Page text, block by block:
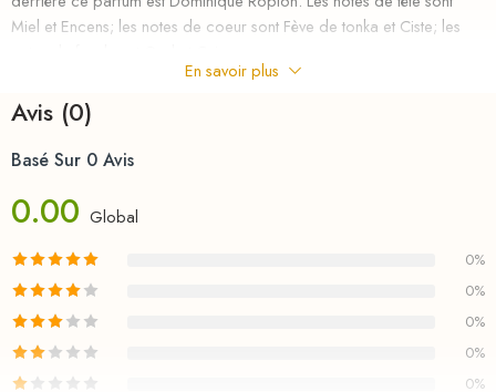
Miel et Encens; les notes de coeur sont Fève de tonka et Ciste; les
riha.ma Description
Parfum
MAROC , le nouveau parfum d’un homme pleinement accompli.
Capable de surmonter tous les challenges, il ne prend jamais rien
pour acquis et continue obstinément de suivre le chemin qu’il s’est
tracé. Son credo : aller toujours plus loin.
S’il a souvent été qualifié de non conventionnel ou d’agitateur d’idée,
Oud de Carthage
couturiers et une véritable référence en parfumerie.
En savoir plus
Avis (0)
Basé Sur 0 Avis
0.00 Global
0%
0%
0%
0%
0%